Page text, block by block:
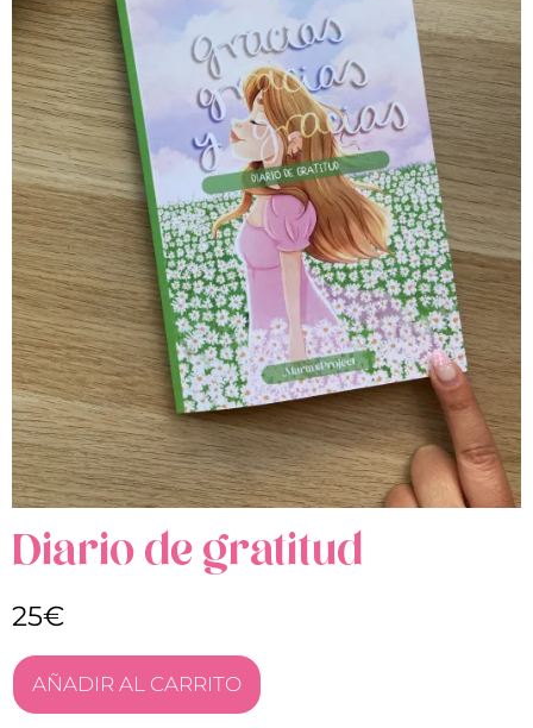
Diario de gratitud
25€
AÑADIR AL CARRITO